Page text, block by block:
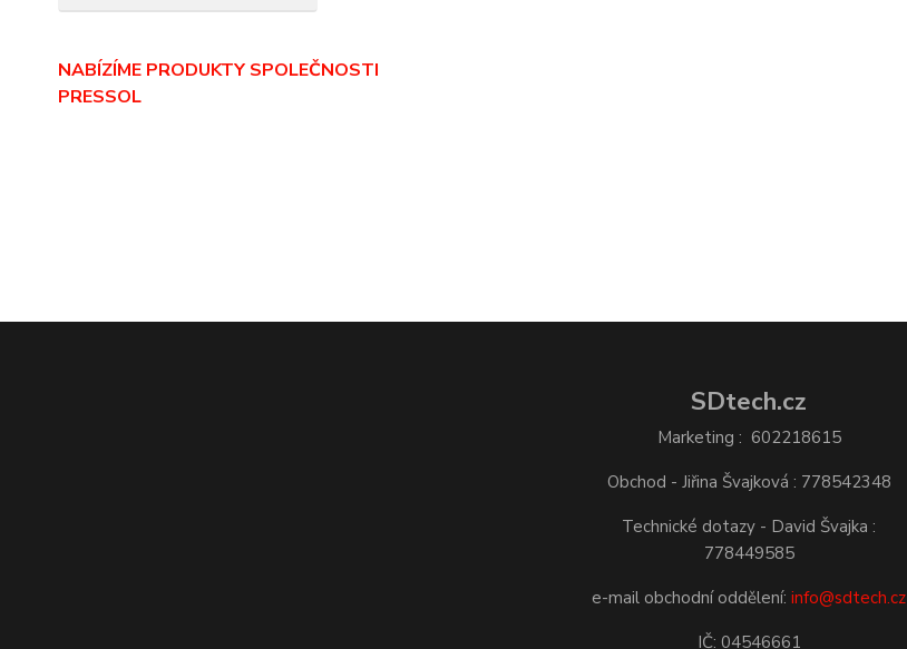
NABÍZÍME PRODUKTY SPOLEČNOSTI
PRESSOL
SDtech.cz
Marketing : 602218615
Obchod - Jiřina Švajková : 778542348
Technické dotazy - David Švajka :
778449585
e-mail obchodní oddělení: info@sdtech.cz
IČ: 04546661